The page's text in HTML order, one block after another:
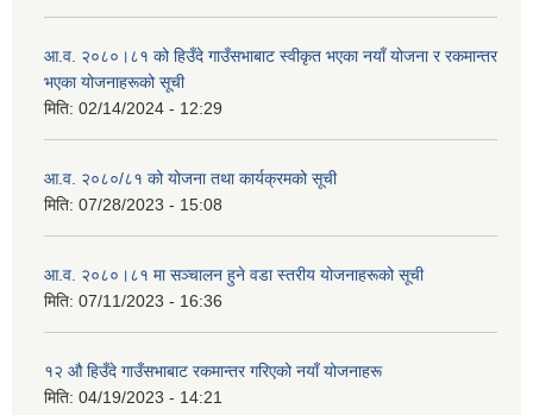
आ.व. २०८०।८१ को हिउँदे गाउँसभाबाट स्वीकृत भएका नयाँ योजना र रकमान्तर
भएका योजनाहरूको सूची
मिति: 02/14/2024 - 12:29
आ.व. २०८०/८१ को योजना तथा कार्यक्रमको सूची
मिति: 07/28/2023 - 15:08
आ.व. २०८०।८१ मा सञ्चालन हुने वडा स्तरीय योजनाहरूको सूची
मिति: 07/11/2023 - 16:36
१२ औ हिउँदे गाउँसभाबाट रकमान्तर गरिएको नयाँ योजनाहरू
मिति: 04/19/2023 - 14:21